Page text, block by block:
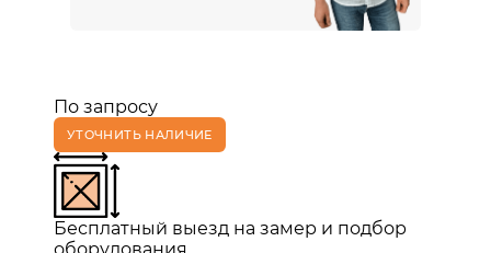
По запросу
УТОЧНИТЬ НАЛИЧИЕ
Бесплатный выезд на замер и подбор